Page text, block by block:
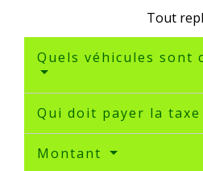
Tout
Quels véhicules sont
Qui doit payer la taxe
Montant